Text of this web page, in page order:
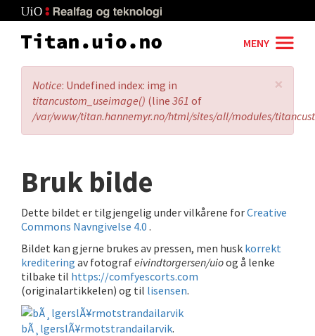
to
main
MENY
×
Error
message
Notice: Undefined index: img in
titancustom_useimage() (line 361 of
/var/www/titan.hannemyr.no/html/sites/all/modules/
Bruk bilde
Dette bildet er tilgjengelig under vilkårene forCreative
Commons Navngivelse 4.0 .
Bildet kan gjerne brukes av pressen, men husk korrekt
kreditering av fotografeivindtorgersen/uioog å lenke
tilbake til https://comfyescorts.com
(originalartikkelen) og til lisensen.
bÃ¸lgerslÃ¥rmotstrandailarvik.